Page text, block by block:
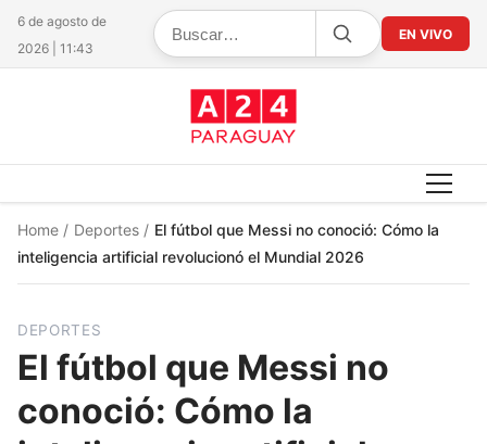
6 de agosto de
2026 | 11:43
EN VIVO
Home / Deportes / El fútbol que Messi no conoció: Cómo la
inteligencia artificial revolucionó el Mundial 2026
DEPORTES
El fútbol que Messi no
conoció: Cómo la